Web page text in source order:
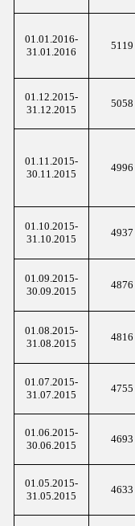
01.01.2016-
31.01.2016
5119
01.12.2015-
31.12.2015
5058
01.11.2015-
30.11.2015
4996
01.10.2015-
31.10.2015
4937
01.09.2015-
30.09.2015
4876
01.08.2015-
31.08.2015
4816
01.07.2015-
31.07.2015
4755
01.06.2015-
30.06.2015
4693
01.05.2015-
31.05.2015
4633